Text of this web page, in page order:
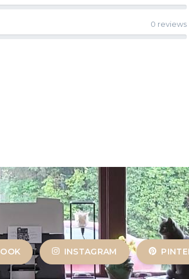
0 reviews
INSTAGRAM